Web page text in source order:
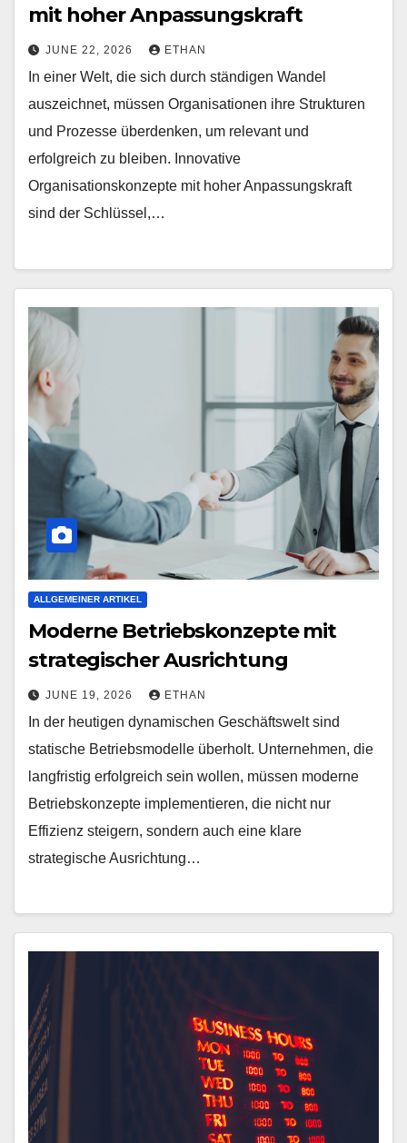
mit hoher Anpassungskraft
JUNE 22, 2026 ETHAN
In einer Welt, die sich durch ständigen Wandel
auszeichnet, müssen Organisationen ihre Strukturen
und Prozesse überdenken, um relevant und
erfolgreich zu bleiben. Innovative
Organisationskonzepte mit hoher Anpassungskraft
sind der Schlüssel,…
ALLGEMEINER ARTIKEL
Moderne Betriebskonzepte mit
strategischer Ausrichtung
JUNE 19, 2026 ETHAN
In der heutigen dynamischen Geschäftswelt sind
statische Betriebsmodelle überholt. Unternehmen, die
langfristig erfolgreich sein wollen, müssen moderne
Betriebskonzepte implementieren, die nicht nur
Effizienz steigern, sondern auch eine klare
strategische Ausrichtung…